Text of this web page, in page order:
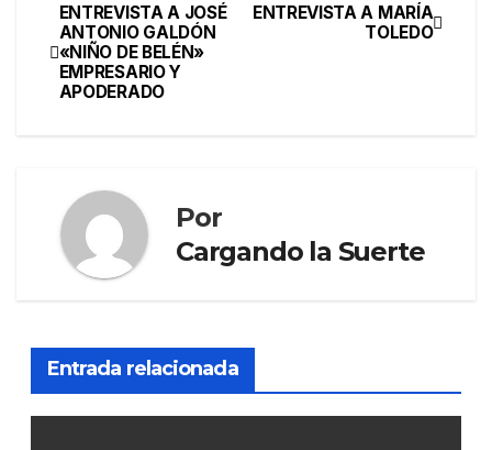
ENTREVISTA A MARÍA
TOLEDO
ENTREVISTA A JOSÉ
ANTONIO GALDÓN
«NIÑO DE BELÉN»
EMPRESARIO Y
APODERADO
Por
Cargando la Suerte
Entrada relacionada